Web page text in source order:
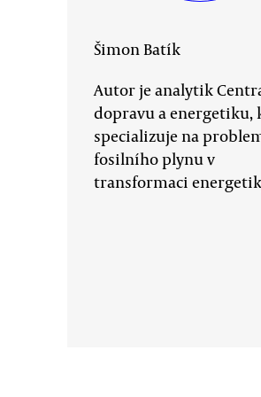
Šimon Batík
Autor je analytik
dopravu a energetiku,
specializuje na
fosilního plynu v
transformaci